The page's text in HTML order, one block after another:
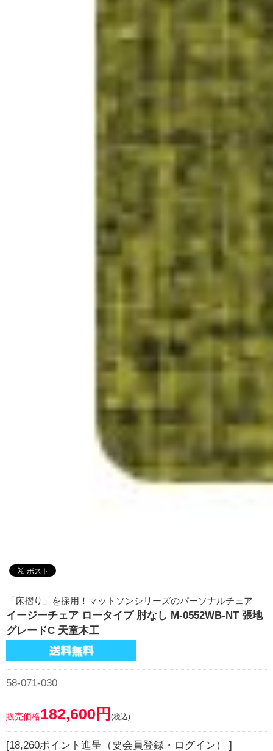
「床摺り」を採用！マットソンシリーズのパーソナルチェア
イージーチェア ロータイプ 肘なし M-0552WB-NT 張地
グレードC 天童木工
58-071-030
販売価格182,600円 (税込)
[18,260ポイント進呈（要会員登録・ログイン） ]